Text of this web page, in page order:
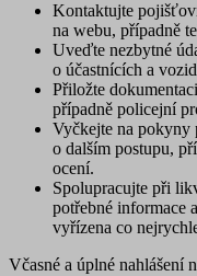
Kontaktujte
na webu, případně
Uveďte nezbytné
o účastnících a
Přiložte dokumentaci
případně policejní
Vyčkejte na pokyny
o dalším postupu,
ocení.
Spolupracujte při
potřebné informace
vyřízena co
Včasné a úplné nahlášení